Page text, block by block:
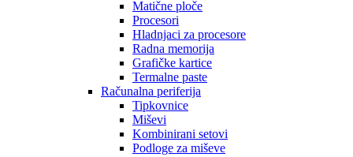
Matične ploče
Procesori
Hladnjaci za procesore
Radna memorija
Grafičke kartice
Termalne paste
Računalna periferija
Tipkovnice
Miševi
Kombinirani setovi
Podloge za miševe